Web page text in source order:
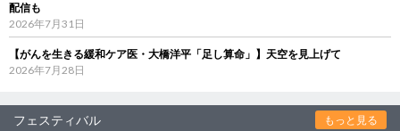
配信も
2026年7月31日
【がんを生きる緩和ケア医・大橋洋平「足し算命」】天空を見上げて
2026年7月28日
フェスティバル もっと見る